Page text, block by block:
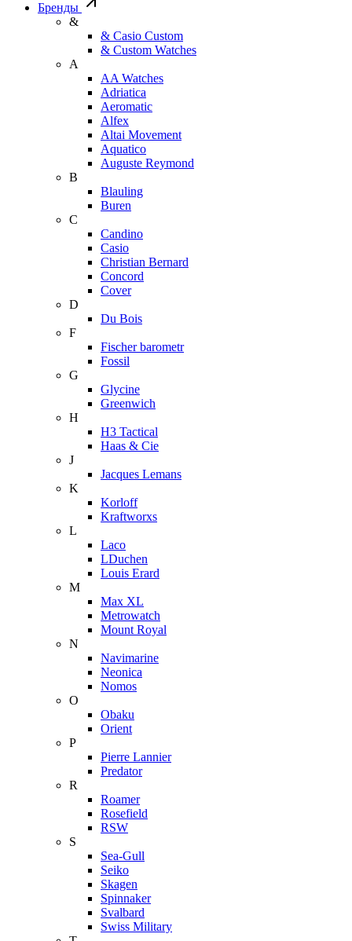
Бренды
&
& Casio Custom
& Custom Watches
A
AA Watches
Adriatica
Aeromatic
Alfex
Altai Movement
Aquatico
Auguste Reymond
B
Blauling
Buren
C
Candino
Casio
Christian Bernard
Concord
Cover
D
Du Bois
F
Fischer barometr
Fossil
G
Glycine
Greenwich
H
H3 Tactical
Haas & Cie
J
Jacques Lemans
K
Korloff
Kraftworxs
L
Laco
LDuchen
Louis Erard
M
Max XL
Metrowatch
Mount Royal
N
Navimarine
Neonica
Nomos
O
Obaku
Orient
P
Pierre Lannier
Predator
R
Roamer
Rosefield
RSW
S
Sea-Gull
Seiko
Skagen
Spinnaker
Svalbard
Swiss Military